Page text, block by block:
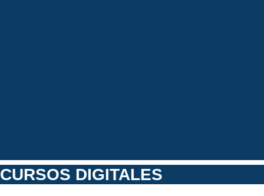
CURSOS DIGITALES